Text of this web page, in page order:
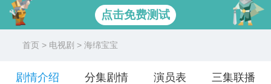
点击免费测试
首页 > 电视剧 > 海绵宝宝
剧情介绍 分集剧情 演员表 三集联播